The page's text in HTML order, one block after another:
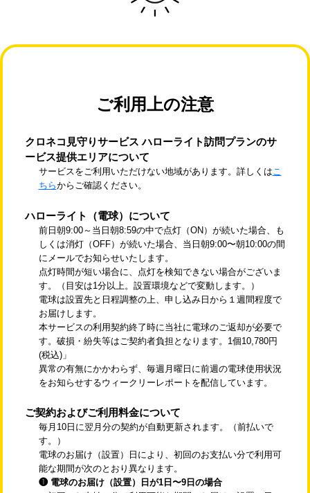
ご利用上の注意
クロネコ見守りサービス ハローライト訪問プランのサ
ービス提供エリアについて
サービスをご利用いただけない地域があります。詳しくはこ
ちらからご確認ください。
ハローライト（電球）について
前日朝9:00～当日朝8:59の中で点灯（ON）が続いた場合、も
しくは消灯（OFF）が続いた場合、当日朝9:00〜朝10:00の間
にメールでお知らせいたします。
点灯時間が短い場合に、点灯を検知できない場合がございま
す。（目安は1分以上。設置環境などで変動します。）
電球は設置先と日程調整の上、申し込み日から１週間程度で
お届けします。
本サービスの利用契約終了時に当社に電球のご返却が必要で
す。破損・紛失等はご契約者負担となります。1個10,780円
(税込)」
異常の有無にかかわらず、毎週月曜日に前週の電球使用状況
をお知らせするウィークリーレポートを配信しています。
ご契約およびご利用料金について
毎月10日に翌月分の契約が自動更新されます。（前払いで
す。）
電球のお届け（設置）日により、初回のお支払い分で利用可
能な期間が次のとおり異なります。
❶ 電球のお届け（設置）日が1日〜9日の場合